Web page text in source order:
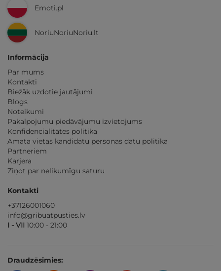
Emoti.pl
NoriuNoriuNoriu.lt
Informācija
Par mums
Kontakti
Biežāk uzdotie jautājumi
Blogs
Noteikumi
Pakalpojumu piedāvājumu izvietojums
Konfidencialitātes politika
Amata vietas kandidātu personas datu politika
Partneriem
Karjera
Ziņot par nelikumīgu saturu
Kontakti
+37126001060
info@gribuatpusties.lv
I - VII 10:00 - 21:00
Draudzēsimies: